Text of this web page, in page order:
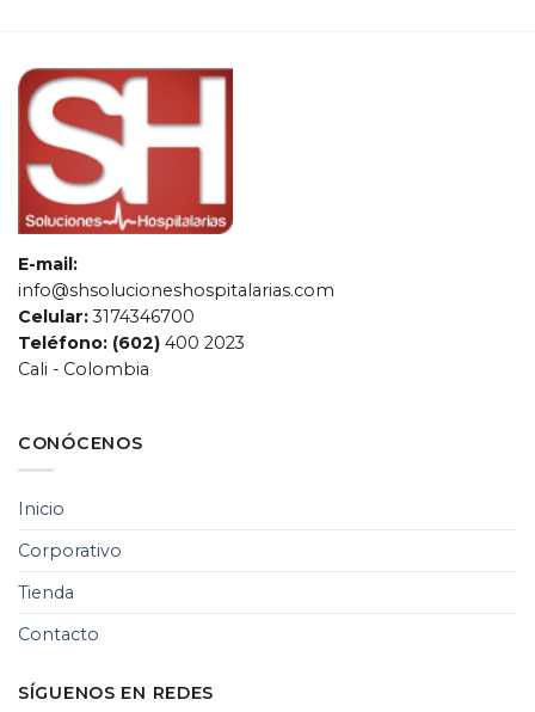
E-mail:
info@shsolucioneshospitalarias.com
Celular:3174346700
Teléfono: (602) 400 2023
Cali - Colombia
CONÓCENOS
Inicio
Corporativo
Tienda
Contacto
SÍGUENOS EN REDES